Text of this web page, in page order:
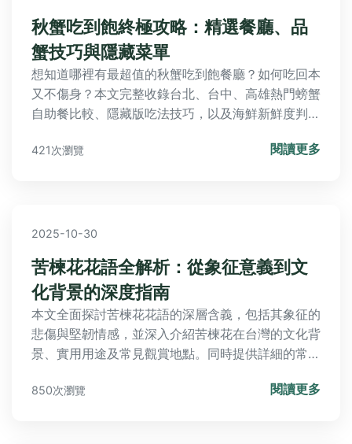
秋蟹吃到飽終極攻略：精選餐廳、品
蟹技巧與隱藏菜單
想知道哪裡有最超值的秋蟹吃到飽餐廳？如何吃回本
又不傷身？本文完整收錄台北、台中、高雄熱門螃蟹
自助餐比較、隱藏版吃法技巧，以及海鮮新鮮度判斷
421次瀏覽 閱讀更多
2025-10-30
苦楝花花語全解析：從象征意義到文
化背景的深度指南
本文全面探討苦楝花花語的深層含義，包括其象征的
悲傷與堅韌情感，並深入介紹苦楝花在台灣的文化背
景、實用用途及常見觀賞地點。同時提供詳細的常見
釋到種植建議，一應俱全。
850次瀏覽 閱讀更多